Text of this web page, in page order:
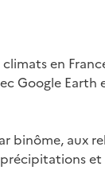
climats en
Google
binôme, aux
et